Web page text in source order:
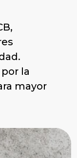
la
mayor